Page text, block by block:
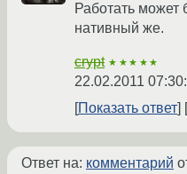
Работать может
нативный же.
crypt ★★★★★
22.02.2011
Показать ответ
Ответ на: комментарий